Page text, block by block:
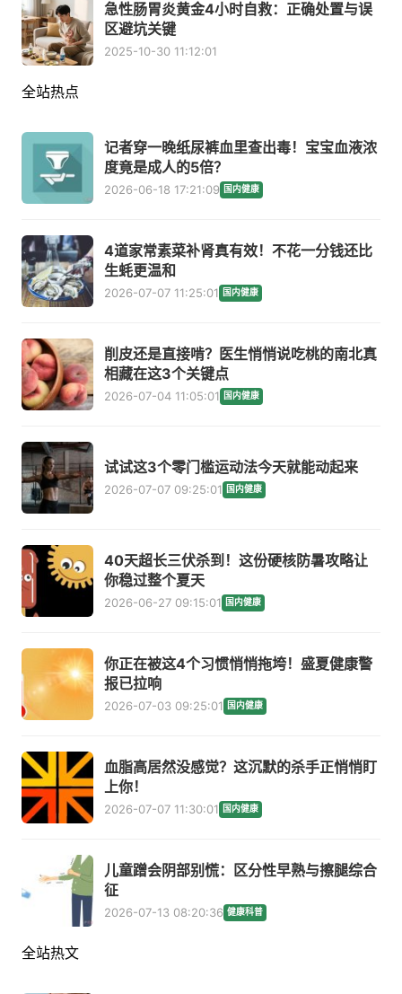
急性肠胃炎黄金4小时自救：正确处置与误
区避坑关键
2025-10-30 11:12:01
全站热点
记者穿一晚纸尿裤血里查出毒！宝宝血液浓
度竟是成人的5倍？
2026-06-18 17:21:09 国内健康
4道家常素菜补肾真有效！不花一分钱还比
生蚝更温和
2026-07-07 11:25:01 国内健康
削皮还是直接啃？医生悄悄说吃桃的南北真
相藏在这3个关键点
2026-07-04 11:05:01 国内健康
试试这3个零门槛运动法今天就能动起来
2026-07-07 09:25:01 国内健康
40天超长三伏杀到！这份硬核防暑攻略让
你稳过整个夏天
2026-06-27 09:15:01 国内健康
你正在被这4个习惯悄悄拖垮！盛夏健康警
报已拉响
2026-07-03 09:25:01 国内健康
血脂高居然没感觉？这沉默的杀手正悄悄盯
上你！
2026-07-07 11:30:01 国内健康
儿童蹭会阴部别慌：区分性早熟与擦腿综合
征
2026-07-13 08:20:36 健康科普
全站热文